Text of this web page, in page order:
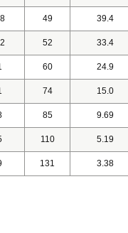
49 39.4
52 33.4
60 24.9
74 15.0
85 9.69
110 5.19
131 3.38